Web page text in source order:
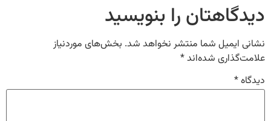
دیدگاهتان را بنویسید
نشانی ایمیل شما منتشر نخواهد شد. بخش‌های موردنیاز
علامت‌گذاری شده‌اند*
دیدگاه*